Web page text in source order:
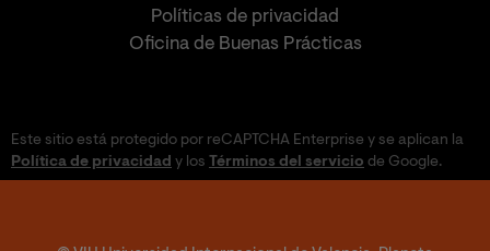
Políticas de privacidad
Oficina de Buenas Prácticas
Este sitio está protegido por reCAPTCHA Enterprise y se aplican la
Política de privacidad y los Términos del servicio de Google.